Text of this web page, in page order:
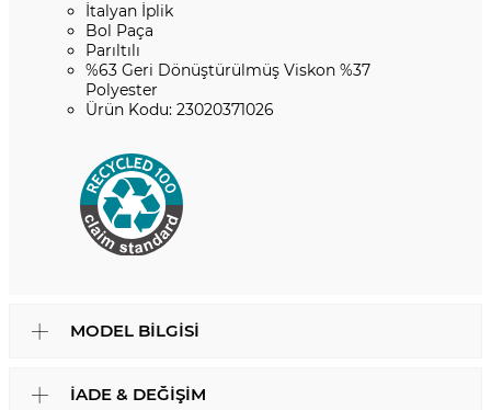
İtalyan İplik
Bol Paça
Parıltılı
%63 Geri Dönüştürülmüş Viskon %37
Polyester
Ürün Kodu: 23020371026
MODEL BILGISI
İADE & DEĞIŞIM